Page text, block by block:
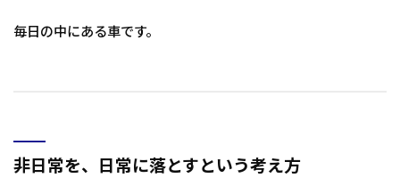
毎日の中にある車です。
非日常を、日常に落とすという考え方